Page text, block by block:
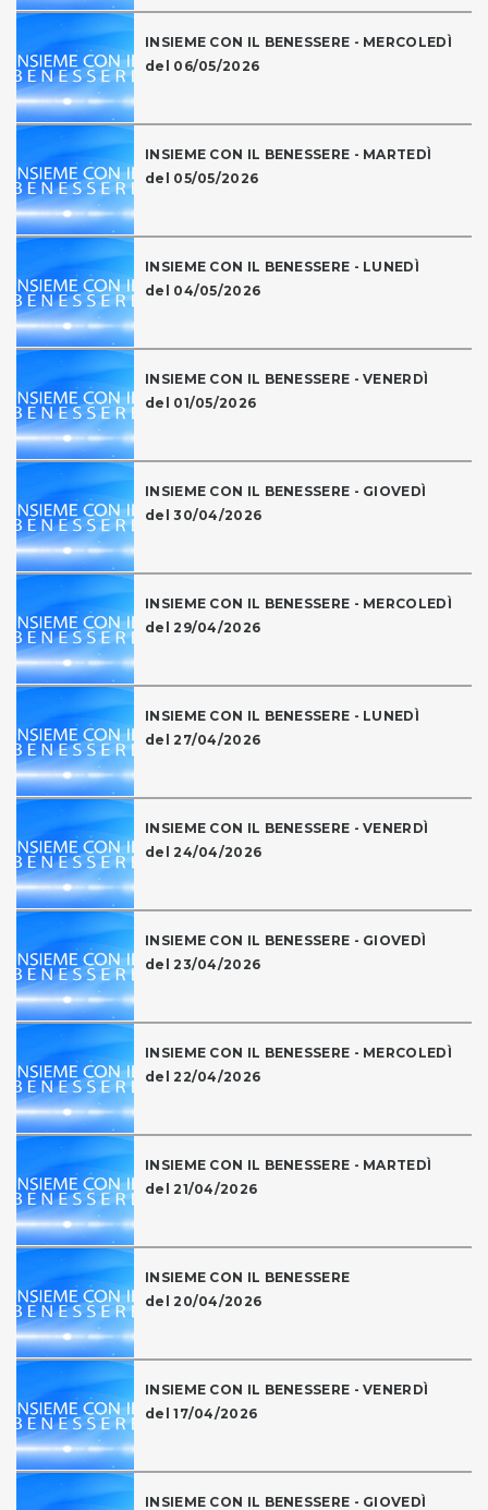
INSIEME CON IL BENESSERE - MERCOLEDÌ
del 06/05/2026
INSIEME CON IL BENESSERE - MARTEDÌ
del 05/05/2026
INSIEME CON IL BENESSERE - LUNEDÌ
del 04/05/2026
INSIEME CON IL BENESSERE - VENERDÌ
del 01/05/2026
INSIEME CON IL BENESSERE - GIOVEDÌ
del 30/04/2026
INSIEME CON IL BENESSERE - MERCOLEDÌ
del 29/04/2026
INSIEME CON IL BENESSERE - LUNEDÌ
del 27/04/2026
INSIEME CON IL BENESSERE - VENERDÌ
del 24/04/2026
INSIEME CON IL BENESSERE - GIOVEDÌ
del 23/04/2026
INSIEME CON IL BENESSERE - MERCOLEDÌ
del 22/04/2026
INSIEME CON IL BENESSERE - MARTEDÌ
del 21/04/2026
INSIEME CON IL BENESSERE
del 20/04/2026
INSIEME CON IL BENESSERE - VENERDÌ
del 17/04/2026
INSIEME CON IL BENESSERE - GIOVEDÌ